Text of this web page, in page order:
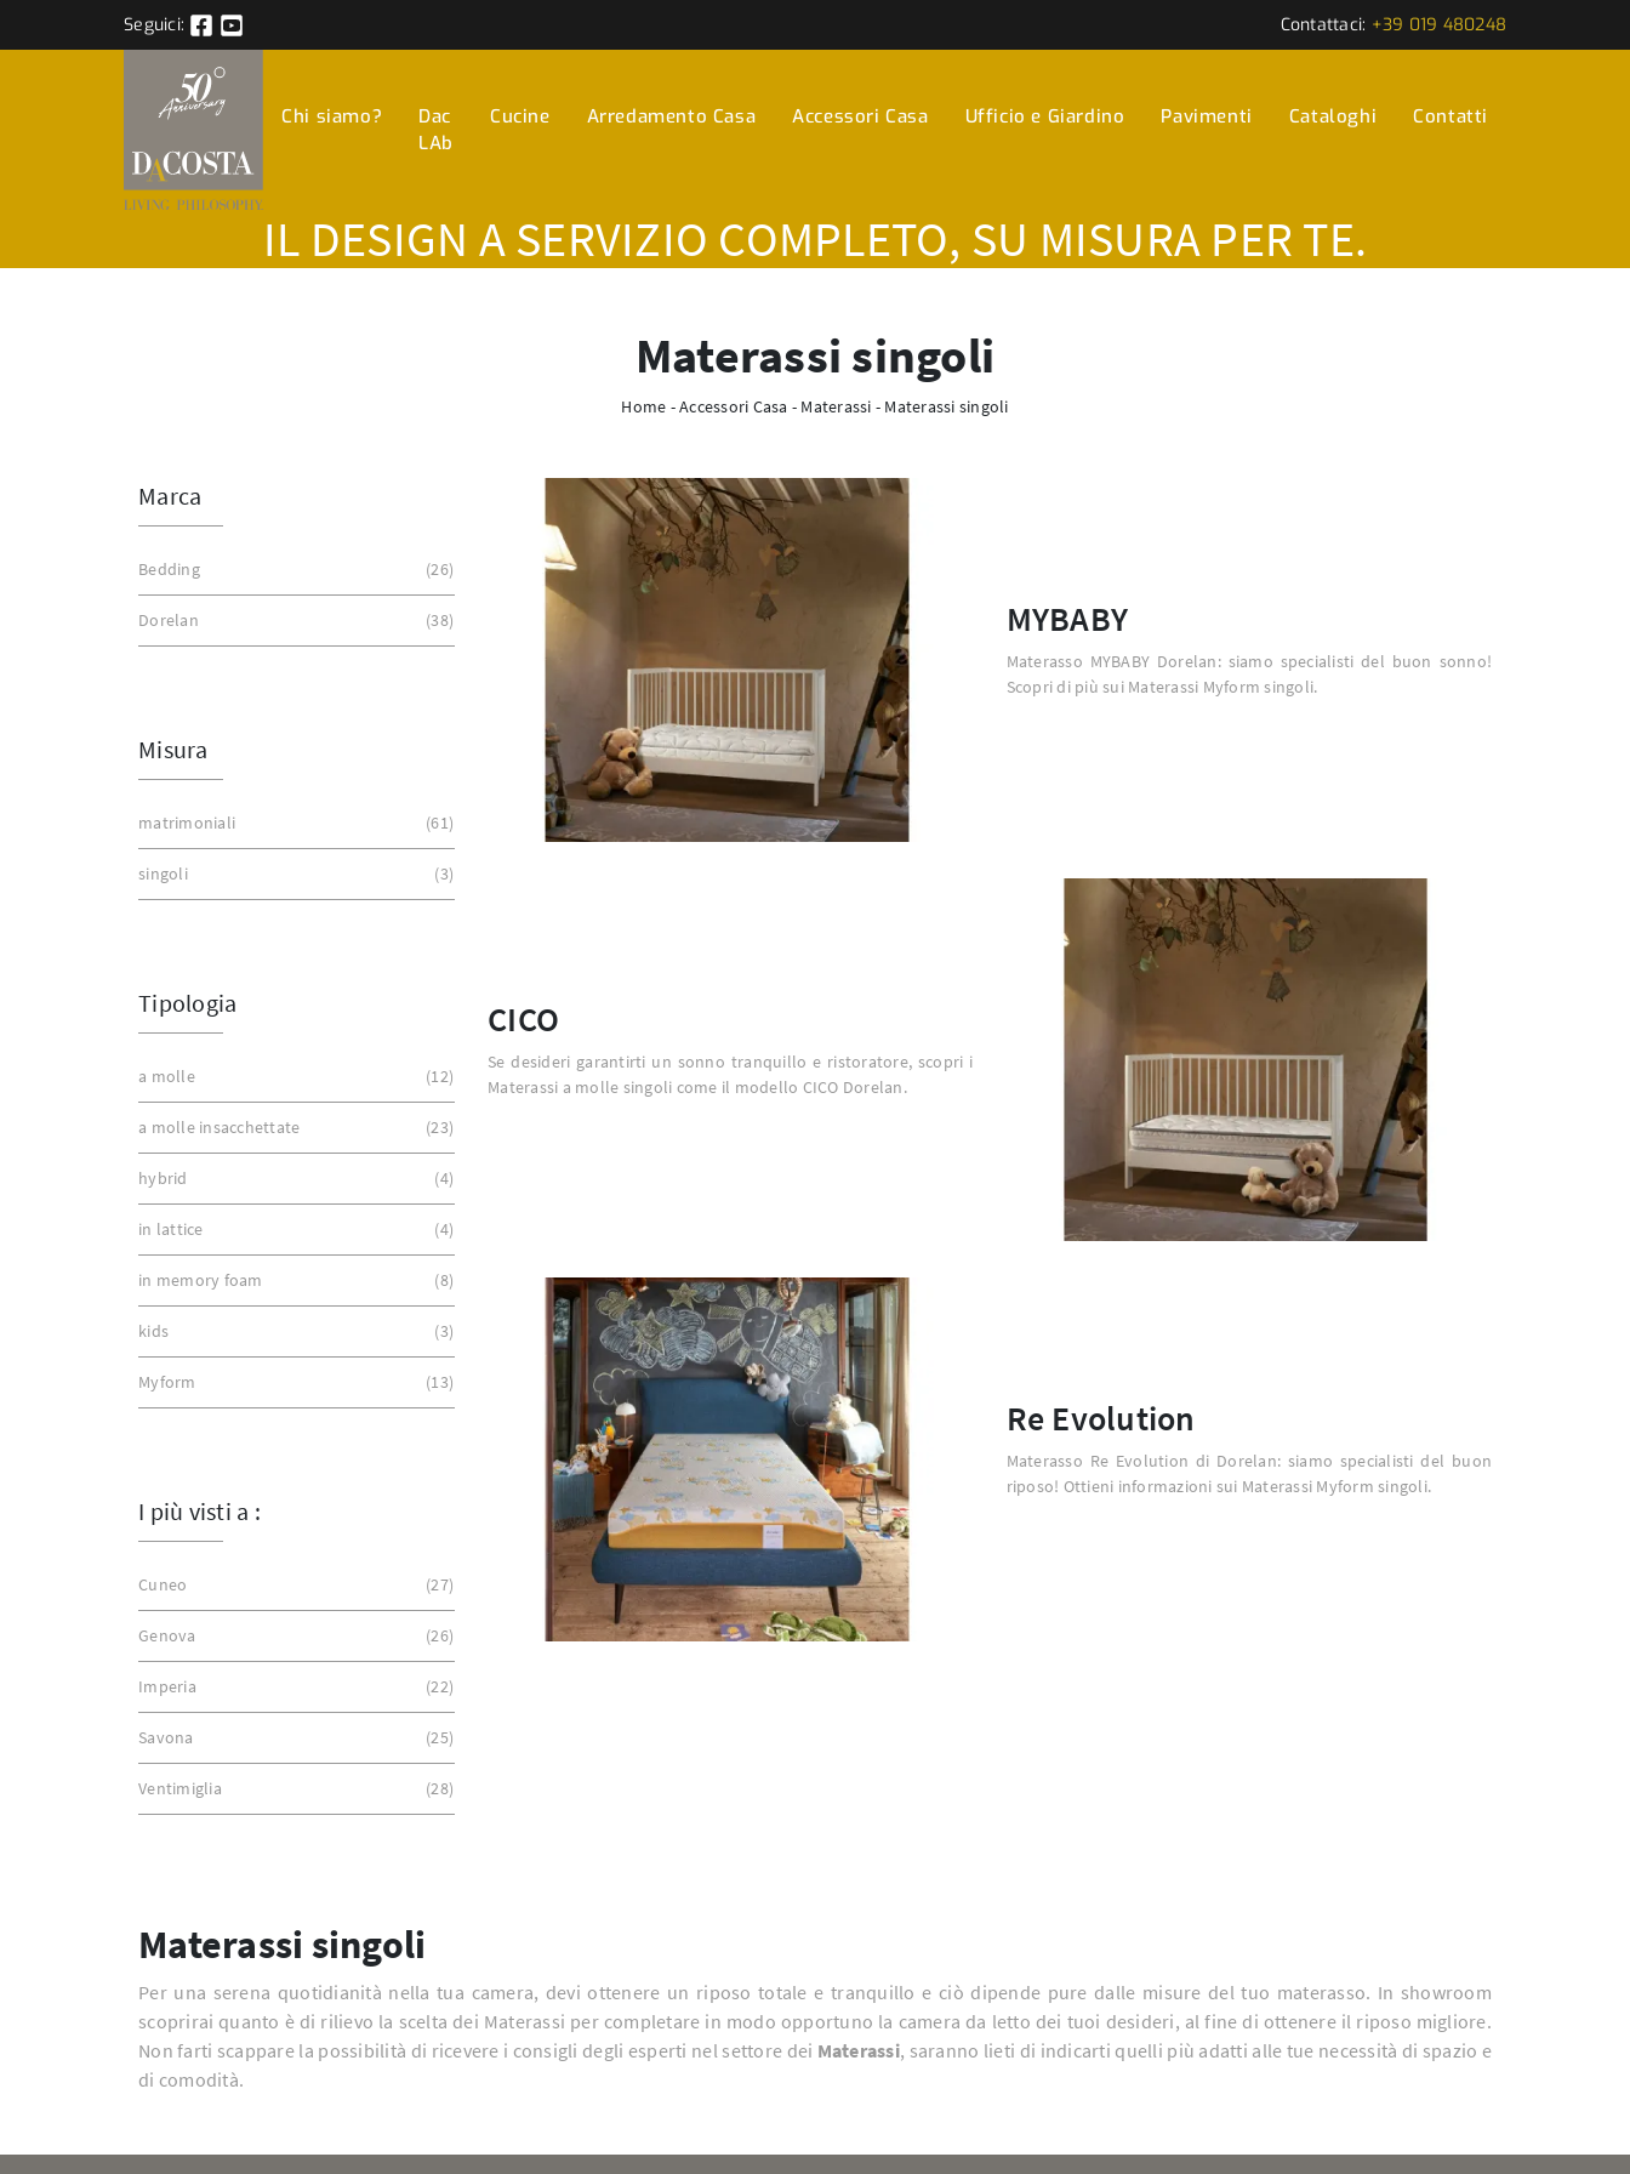
Seguici: Contattaci: +39 019 480248
Chi siamo?
Dac
LAb
Cucine Arredamento Casa Accessori Casa Ufficio e Giardino Pavimenti Cataloghi Contatti
IL DESIGN A SERVIZIO COMPLETO, SU MISURA PER TE.
Materassi singoli
Home -Accessori Casa - Materassi - Materassi singoli
MYBABY
Materasso MYBABY Dorelan: siamo specialisti del buon sonno!
Scopri di più sui Materassi Myform singoli.
CICO
Se desideri garantirti un sonno tranquillo e ristoratore, scopri i
Materassi a molle singoli come il modello CICO Dorelan.
Re Evolution
Materasso Re Evolution di Dorelan: siamo specialisti del buon
riposo! Ottieni informazioni sui Materassi Myform singoli.
Marca
Bedding 26
Dorelan 38
Misura
matrimoniali 61
singoli 3
Tipologia
a molle 12
a molle insacchettate 23
hybrid 4
in lattice 4
in memory foam 8
kids 3
Myform 13
I più visti a :
Cuneo 27
Genova 26
Imperia 22
Savona 25
Ventimiglia 28
Materassi singoli
Per una serena quotidianità nella tua camera, devi ottenere un riposo totale e tranquillo e ciò dipende pure dalle misure del tuo materasso. In showroom
scoprirai quanto è di rilievo la scelta dei Materassi per completare in modo opportuno la camera da letto dei tuoi desideri, al fine di ottenere il riposo migliore.
Non farti scappare la possibilità di ricevere i consigli degli esperti nel settore dei Materassi, saranno lieti di indicarti quelli più adatti alle tue necessità di spazio e
di comodità.